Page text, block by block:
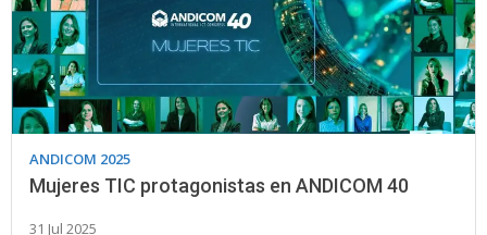
ANDICOM 2025
Mujeres TIC protagonistas en ANDICOM 40
31 Jul 2025